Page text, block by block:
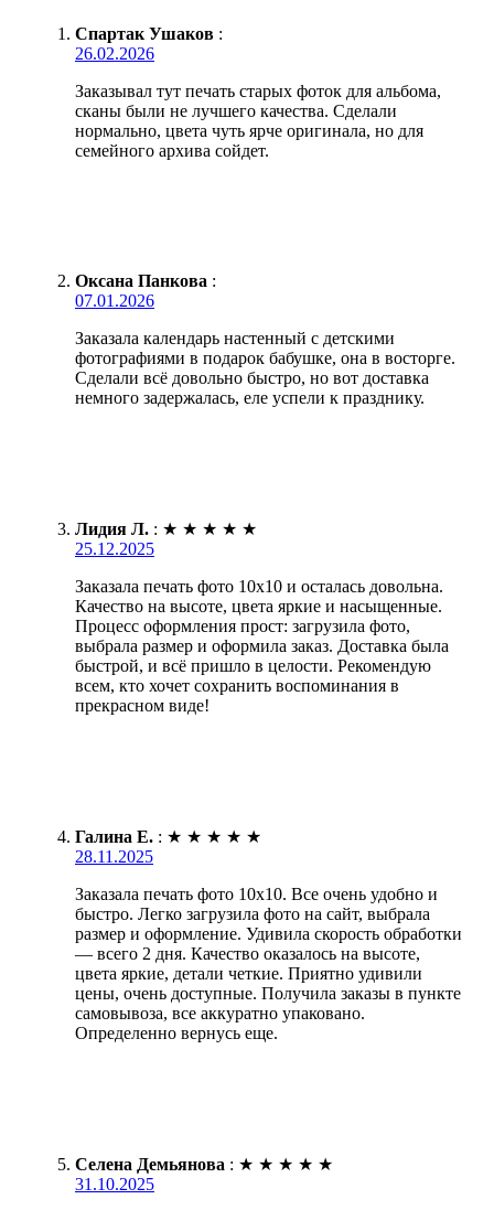
Спартак Ушаков :
26.02.2026
Заказывал тут печать старых фоток для альбома,
сканы были не лучшего качества. Сделали
нормально, цвета чуть ярче оригинала, но для
семейного архива сойдет.
Оксана Панкова :
07.01.2026
Заказала календарь настенный с детскими
фотографиями в подарок бабушке, она в восторге.
Сделали всё довольно быстро, но вот доставка
немного задержалась, еле успели к празднику.
Лидия Л. : ★ ★ ★ ★ ★
25.12.2025
Заказала печать фото 10х10 и осталась довольна.
Качество на высоте, цвета яркие и насыщенные.
Процесс оформления прост: загрузила фото,
выбрала размер и оформила заказ. Доставка была
быстрой, и всё пришло в целости. Рекомендую
всем, кто хочет сохранить воспоминания в
прекрасном виде!
Галина Е. : ★ ★ ★ ★ ★
28.11.2025
Заказала печать фото 10х10. Все очень удобно и
быстро. Легко загрузила фото на сайт, выбрала
размер и оформление. Удивила скорость обработки
— всего 2 дня. Качество оказалось на высоте,
цвета яркие, детали четкие. Приятно удивили
цены, очень доступные. Получила заказы в пункте
самовывоза, все аккуратно упаковано.
Определенно вернусь еще.
Селена Демьянова : ★ ★ ★ ★ ★
31.10.2025